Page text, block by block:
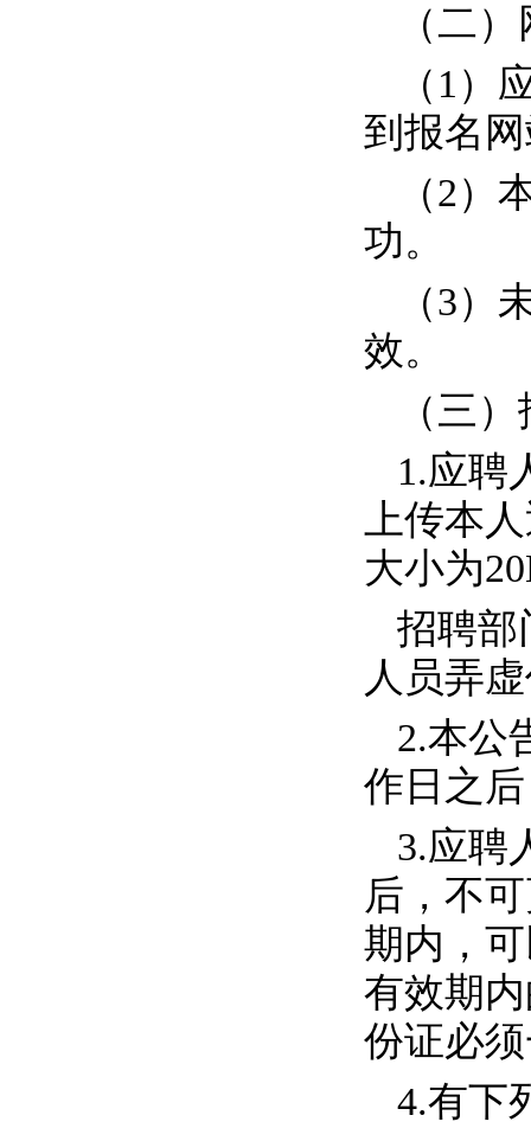
（二
（ 1 ）
到报名
（2）
功。
（3）
效。
（三
1.应聘
上传本
大小为
招聘部
人员弄
2.本公
作日之
3.应聘
后，不
期内，
有效期
份证必
4.有下